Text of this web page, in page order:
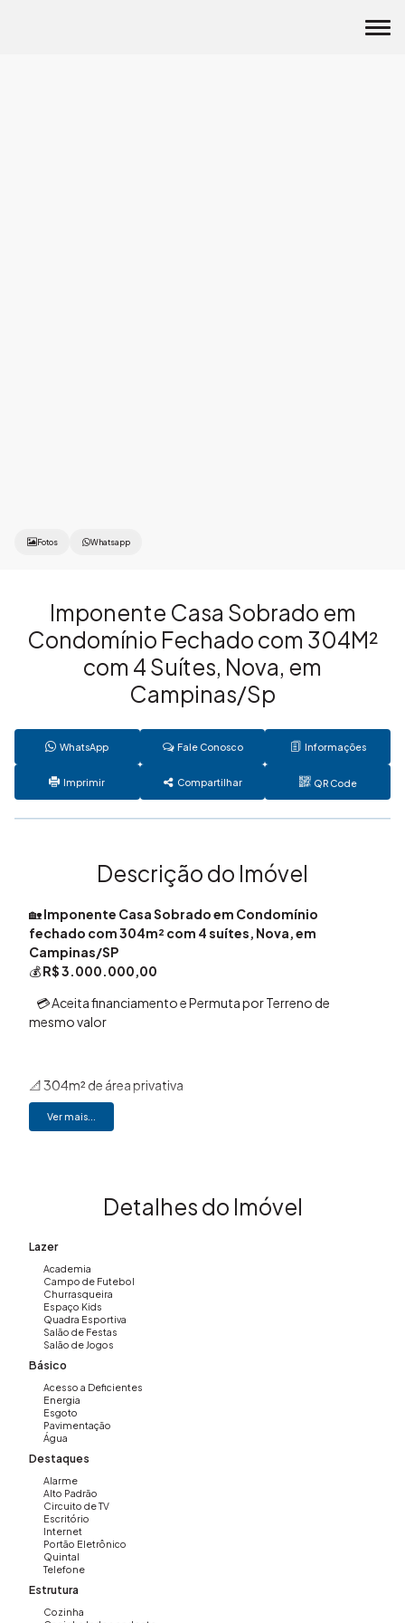
Fotos Whatsapp
Imponente Casa Sobrado em
Condomínio Fechado com 304M²
com 4 Suítes, Nova, em
Campinas/Sp
WhatsApp Fale Conosco Informações
Imprimir Compartilhar QR Code
Descrição do Imóvel
🏡Imponente Casa Sobrado em Condomínio
fechado com 304m² com 4 suítes, Nova, em
Campinas/SP
💰R$ 3.000.000,00
💳 Aceita financiamento e Permuta por Terreno de
mesmo valor
📐 304m² de área privativa
📏 360 m² de área total
🛏️ 4 quartos com suíte (ou 3 suítes + home office)
🛋️ Sala ampla com pé direito de 6 metros🫧 Lavanderia
planejados 🌇 2 Sacadas amplas e Sol da manhã
🚗 2 vagas de garagem cobertas
🗄️Depósito na garagem
🌳Jardim
🍖Área Gourmet
💎Repleto de vidros, Porcelanato e Granito
📑 Projeto Arquitetônico assinado por Aquiles Kilaris.
O condomínio ainda conta com:
🔒 Segurança Completa
🏋️ Academia
🏃🏼‍♀️ Pista de Caminhada
🎾 Quadra de Tênis
Ver mais...
Detalhes do Imóvel
Lazer
Academia
Campo de Futebol
Churrasqueira
Espaço Kids
Quadra Esportiva
Salão de Festas
Salão de Jogos
Básico
Acesso a Deficientes
Energia
Esgoto
Pavimentação
Água
Destaques
Alarme
Alto Padrão
Circuito de TV
Escritório
Internet
Portão Eletrônico
Quintal
Telefone
Estrutura
Cozinha